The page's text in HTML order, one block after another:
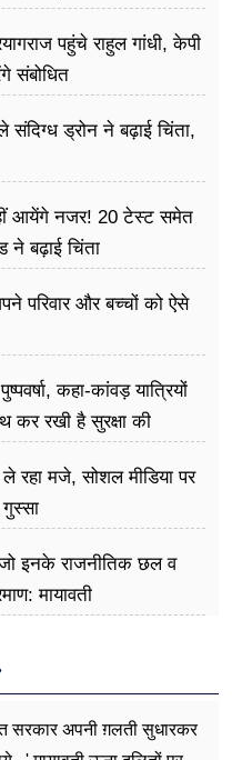
पहुंचे राहुल गांधी, केपी
संबोधित
ड्रोन ने बढ़ाई चिंता,
आयेंगे नजर! 20 टेस्ट समेत
ने बढ़ाई चिंता
परिवार और बच्चों को ऐसे
कहा-कांवड़ यात्रियों
कर रखी है सुरक्षा की
मजे, सोशल मीडिया पर
गुस्सा
इनके राजनीतिक छल व
मायावती
सरकार अपनी ग़लती सुधारकर